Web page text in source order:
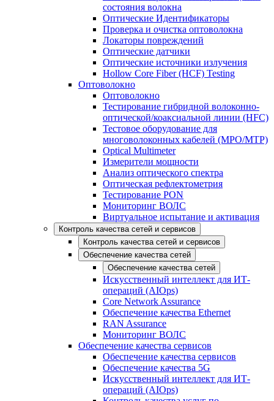
состояния волокна
Оптические Идентификаторы
Проверка и очистка оптоволокна
Локаторы повреждений
Оптические датчики
Оптические источники излучения
Hollow Core Fiber (HCF) Testing
Оптоволокно
Оптоволокно
Тестирование гибридной волоконно-
оптической/коаксиальной линии (HFC)
Тестовое оборудование для
многоволоконных кабелей (MPO/MTP)
Optical Multimeter
Измерители мощности
Анализ оптического спектра
Оптическая рефлектометрия
Тестирование PON
Мониторинг ВОЛС
Виртуальное испытание и активация
Контроль качества сетей и сервисов
Контроль качества сетей и сервисов
Обеспечение качества сетей
Обеспечение качества сетей
Искусственный интеллект для ИТ-
операций (AIOps)
Core Network Assurance
Обеспечение качества Ethernet
RAN Assurance
Мониторинг ВОЛС
Обеспечение качества сервисов
Обеспечение качества сервисов
Обеспечение качества 5G
Искусственный интеллект для ИТ-
операций (AIOps)